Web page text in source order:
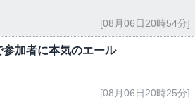
[08月06日20時54分]
加者に本気のエール
[08月06日20時25分]